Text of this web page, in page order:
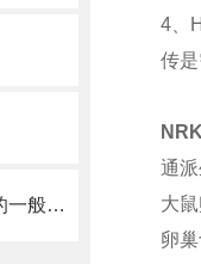
人宫颈癌细胞C-33A细胞 培养的一般过程
4、
传
通
大
卵